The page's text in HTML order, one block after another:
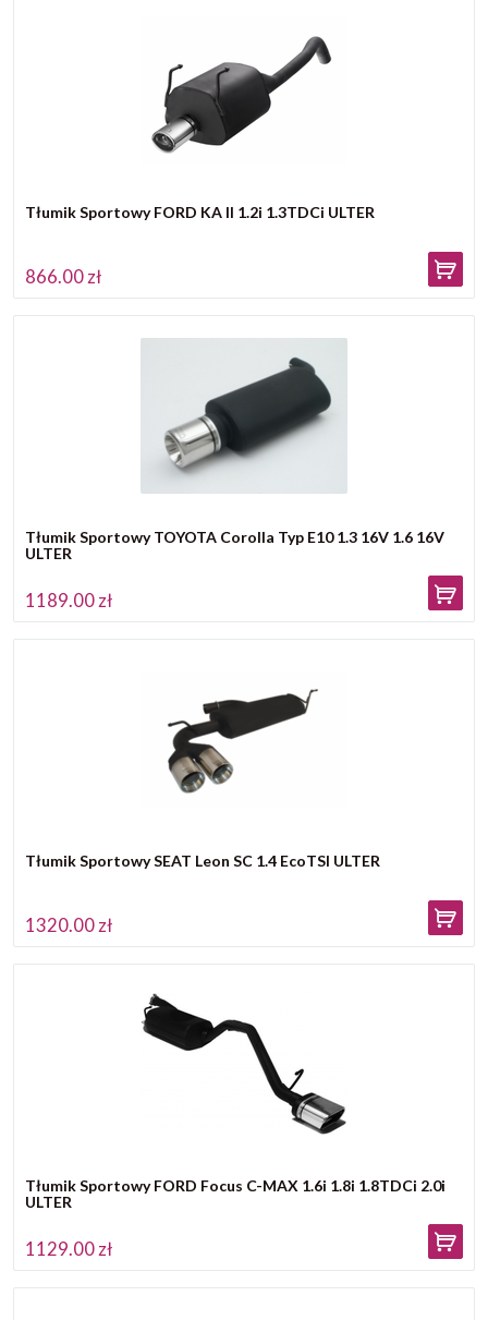
Tłumik Sportowy FORD KA II 1.2i 1.3TDCi ULTER
866.00 zł
Tłumik Sportowy TOYOTA Corolla Typ E10 1.3 16V 1.6 16V
ULTER
1189.00 zł
Tłumik Sportowy SEAT Leon SC 1.4 EcoTSI ULTER
1320.00 zł
Tłumik Sportowy FORD Focus C-MAX 1.6i 1.8i 1.8TDCi 2.0i
ULTER
1129.00 zł